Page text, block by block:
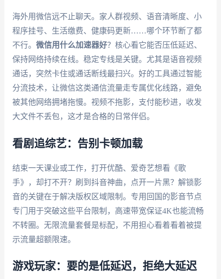
海外用微信远不止聊天。家人群视频、语音清晰度、小
程序挂号、生活缴费、健康码更新……哪个环节断了都
不行。 微信用什么加速器好？核心看它能否压低延迟、
保持网络持续在线。稳定专线是关键。尤其是语音视频
通话，突然卡住或通话断线最扫兴。好的工具通过智能
分流技术，让微信这类通信流量走专属优化线路，避免
被其他网络拥堵拖慢。视频不拖影，支付能秒进，收发
大文件不丢包，这才是合格的日常伴侣。
看剧追综艺：告别卡顿加载
结束一天课业或工作，打开优酷、爱奇艺想看《歌
手》，却打不开？刷到抖音神曲，点开一片黑？解锁影
音的关键在于解决版权区域限制。专用回国的影音节点
专门用于突破这些平台限制，高速带宽保证4K也能流畅
不转圈。无限流量套餐是标配，不用担心看着看着被提
示流量超额限速。
游戏玩家：要的是低延迟，拒绝大延迟